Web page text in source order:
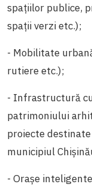
spaţiilor publice,
spaţii verzi etc.);
- Mobilitate
rutiere etc.);
- Infrastructură
patrimoniului
proiecte
municipiul
- Orașe